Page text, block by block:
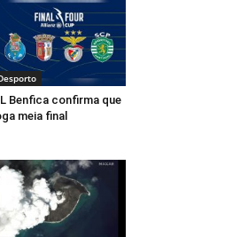
Benfica confirma que
meia final